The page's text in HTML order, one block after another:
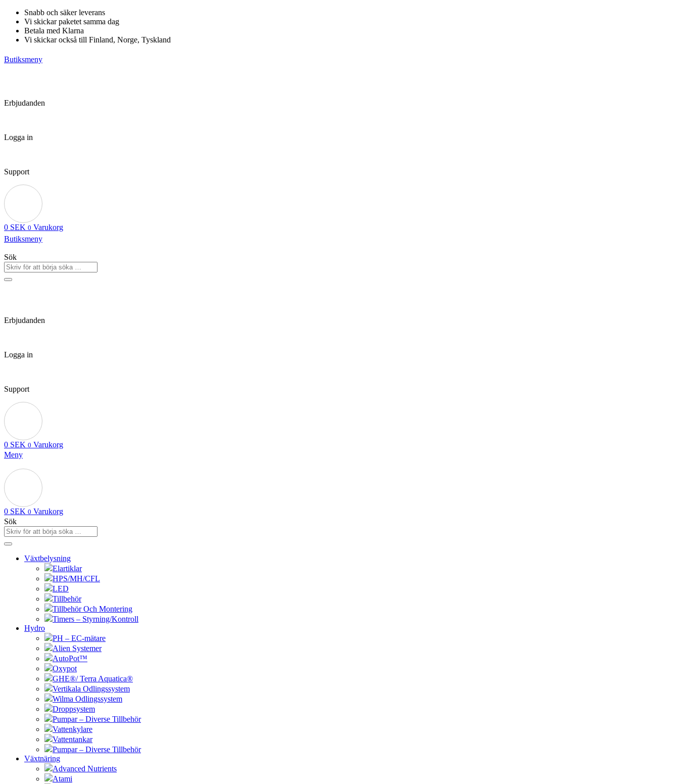
Hoppa
innehåll
Snabb och säker leverans
Vi skickar paketet samma dag
Betala med Klarna
Vi skickar också till Finland, Norge, Tyskland
Butiksmeny
Erbjudanden
Logga in
Support
0 SEK 0 Varukorg
Butiksmeny
Sök
Erbjudanden
Logga in
Support
0 SEK 0 Varukorg
Meny
0 SEK 0 Varukorg
Sök
Växtbelysning
Elartiklar
HPS/MH/CFL
LED
Tillbehör
Tillbehör Och Montering
Timers – Styrning/Kontroll
Hydro
PH – EC-mätare
Alien Systemer
AutoPot™
Oxypot
GHE®/ Terra Aquatica®
Vertikala Odlingssystem
Wilma Odlingssystem
Droppsystem
Pumpar – Diverse Tillbehör
Vattenkylare
Vattentankar
Pumpar – Diverse Tillbehör
Växtnäring
Advanced Nutrients
Atami